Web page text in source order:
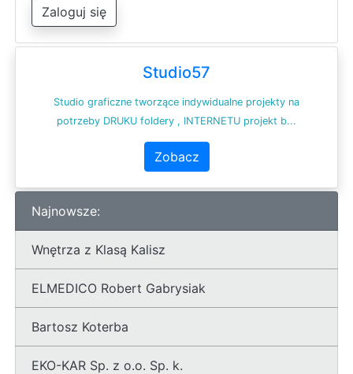
Zaloguj się
Studio57
Studio graficzne tworzące indywidualne projekty na
potrzeby DRUKU foldery , INTERNETU projekt b...
Zobacz
Najnowsze:
Wnętrza z Klasą Kalisz
ELMEDICO Robert Gabrysiak
Bartosz Koterba
EKO-KAR Sp. z o.o. Sp. k.